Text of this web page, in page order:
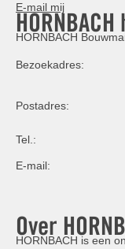
E-mail mij
HORNBACH
Bezoekadres:
Postadres:
Tel.:
E-mail:
Over
HORNBACH is een